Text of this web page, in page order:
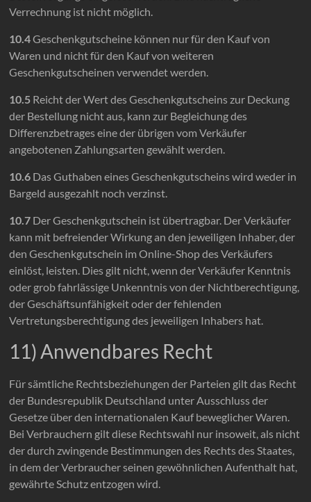
Verrechnung ist nicht möglich.
10.4Geschenkgutscheine können nur für den Kauf von
Waren und nicht für den Kauf von weiteren
Geschenkgutscheinen verwendet werden.
10.5 Reicht der Wert des Geschenkgutscheins zur Deckung
der Bestellung nicht aus, kann zur Begleichung des
Differenzbetrages eine der übrigen vom Verkäufer
angebotenen Zahlungsarten gewählt werden.
10.6 Das Guthaben eines Geschenkgutscheins wird weder in
Bargeld ausgezahlt noch verzinst.
10.7 Der Geschenkgutschein ist übertragbar. Der Verkäufer
kann mit befreiender Wirkung an den jeweiligen Inhaber, der
den Geschenkgutschein im Online-Shop des Verkäufers
einlöst, leisten. Dies gilt nicht, wenn der Verkäufer Kenntnis
oder grob fahrlässige Unkenntnis von der Nichtberechtigung,
der Geschäftsunfähigkeit oder der fehlenden
Vertretungsberechtigung des jeweiligen Inhabers hat.
11) Anwendbares Recht
Für sämtliche Rechtsbeziehungen der Parteien gilt das Recht
der Bundesrepublik Deutschland unter Ausschluss der
Gesetze über den internationalen Kauf beweglicher Waren.
Bei Verbrauchern gilt diese Rechtswahl nur insoweit, als nicht
der durch zwingende Bestimmungen des Rechts des Staates,
in dem der Verbraucher seinen gewöhnlichen Aufenthalt hat,
gewährte Schutz entzogen wird.